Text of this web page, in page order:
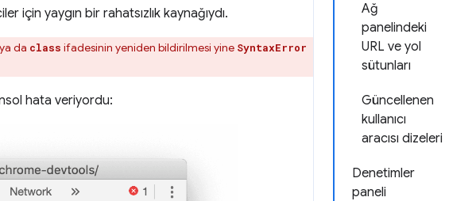
Ağ
panelindeki
URL ve yol
sütunları
Güncellenen
kullanıcı
aracısı dizeleri
Denetimler
paneli
yaygın bir rahatsızlık kaynağıydı.
ya da class ifadesinin yeniden bildirilmesi yine SyntaxError
hata veriyordu: